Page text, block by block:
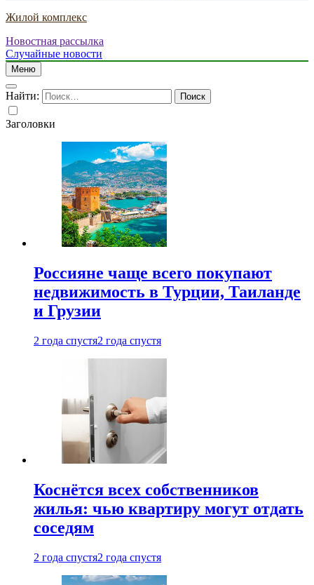
Жилой комплекс
Новостная рассылка
Случайные новости
Меню
Найти:
Заголовки
Россияне чаще всего покупают
недвижимость в Турции, Таиланде
и Грузии
2 года спустя2 года спустя
Коснётся всех собственников
жилья: чью квартиру могут отдать
соседям
2 года спустя2 года спустя